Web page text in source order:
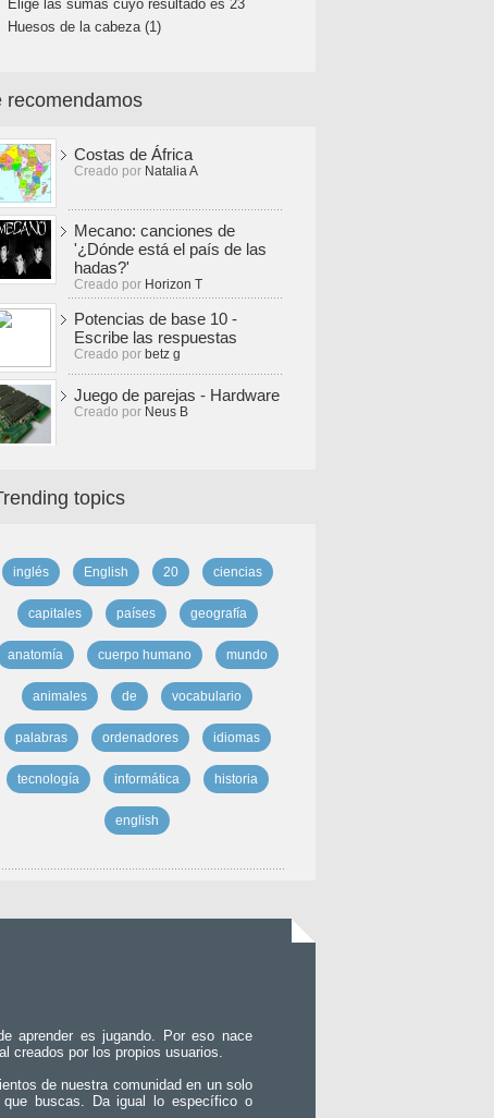
Elige las sumas cuyo resultado es 23
Huesos de la cabeza (1)
recomendamos
Costas de África
Creado por Natalia A
Mecano: canciones de
'¿Dónde está el país de las
hadas?'
Creado por Horizon T
Potencias de base 10 -
Escribe las respuestas
Creado por betz g
Juego de parejas - Hardware
Creado por Neus B
topics
inglés English 20 ciencias
capitales países geografía
anatomía cuerpo humano mundo
animales de vocabulario
palabras ordenadores idiomas
tecnología informática historia
english
aprender es jugando. Por eso nace
creados por los propios usuarios.
de nuestra comunidad en un solo
buscas. Da igual lo específico o